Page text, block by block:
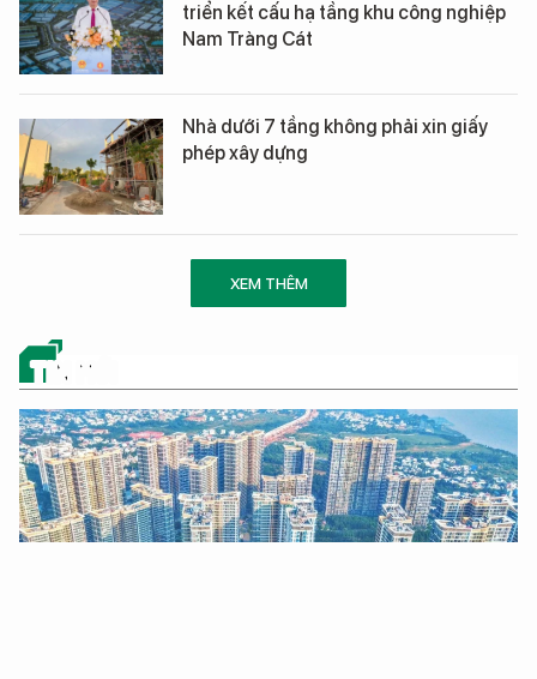
triển kết cấu hạ tầng khu công nghiệp
Nam Tràng Cát
Nhà dưới 7 tầng không phải xin giấy
phép xây dựng
XEM THÊM
TIN MỚI